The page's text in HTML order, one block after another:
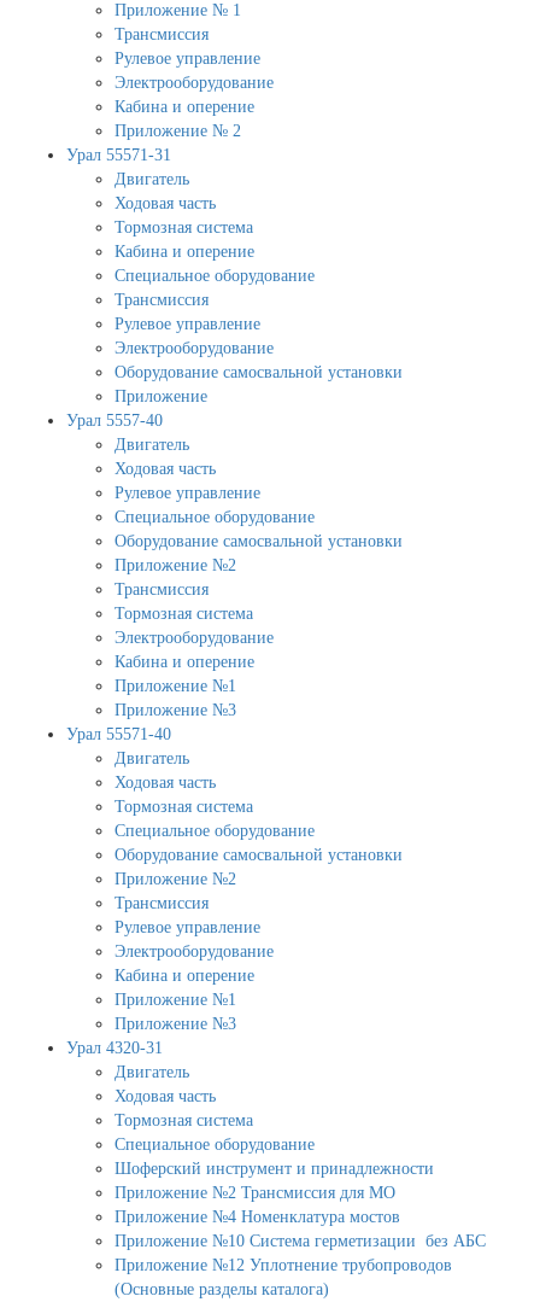
Приложение № 1
Трансмиссия
Рулевое управление
Электрооборудование
Кабина и оперение
Приложение № 2
Урал 55571-31
Двигатель
Ходовая часть
Тормозная система
Кабина и оперение
Специальное оборудование
Трансмиссия
Рулевое управление
Электрооборудование
Оборудование самосвальной установки
Приложение
Урал 5557-40
Двигатель
Ходовая часть
Рулевое управление
Специальное оборудование
Оборудование самосвальной установки
Приложение №2
Трансмиссия
Тормозная система
Электрооборудование
Кабина и оперение
Приложение №1
Приложение №3
Урал 55571-40
Двигатель
Ходовая часть
Тормозная система
Специальное оборудование
Оборудование самосвальной установки
Приложение №2
Трансмиссия
Рулевое управление
Электрооборудование
Кабина и оперение
Приложение №1
Приложение №3
Урал 4320-31
Двигатель
Ходовая часть
Тормозная система
Специальное оборудование
Шоферский инструмент и принадлежности
Приложение №2 Трансмиссия для МО
Приложение №4 Номенклатура мостов
Приложение №10 Система герметизации без АБС
Приложение №12 Уплотнение трубопроводов
(Основные разделы каталога)